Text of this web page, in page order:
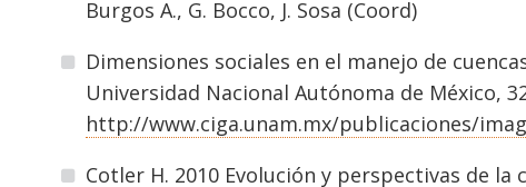
Burgos A., G. Bocco, J. Sosa (Coord)
Dimensiones sociales en el manejo de
Universidad Nacional Autónoma de México,
http://www.ciga.unam.mx/publicaciones/
Cotler H. 2010 Evolución y perspectivas de la